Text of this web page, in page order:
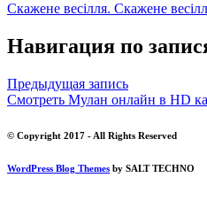
Скажене весілля. Скажене
Навигация по
Предыдущая запись
Смотреть Мулан онлайн в HD
© Copyright 2017 - All Rights Reserved
WordPress Blog Themes by SALT TECHNO